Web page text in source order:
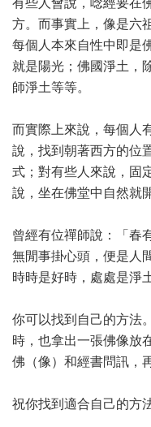
有些人會說，唸經要在
方。而事實上，像是六
每個人本來自性中即是
就是陽光；佛國淨土，
師淨土等等。
而實際上來說，每個人
說，找到朝著西方的位
式；對有些人來說，固
說，坐在佛堂中自然就
曾經有位禪師說：「春
無閒事掛心頭，便是人
時時是好時，處處是淨
你可以找到自己的方法
時，也拿出一張佛像放
佛（像）和經書問訊，
祝你找到適合自己的方法